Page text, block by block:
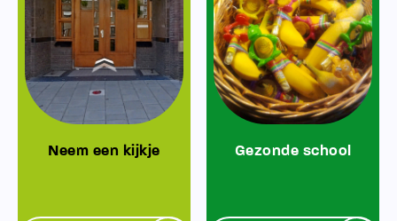
Neem een kijkje Gezonde school